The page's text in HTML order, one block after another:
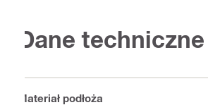
Dane techniczne
Materiał podłoża